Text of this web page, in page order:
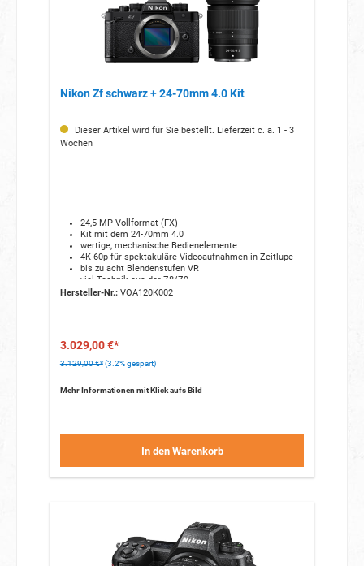
Nikon Zf schwarz + 24-70mm 4.0 Kit
Dieser Artikel wird für Sie bestellt. Lieferzeit c. a. 1 - 3
Wochen
24,5 MP Vollformat (FX)
Kit mit dem 24-70mm 4.0
wertige, mechanische Bedienelemente
4K 60p für spektakuläre Videoaufnahmen in Zeitlupe
bis zu acht Blendenstufen VR
viel Technik aus der Z8/Z9
Hersteller-Nr.:VOA120K002
3.029,00 €*
3.129,00 €* (3.2% gespart)
Mehr Informationen mit Klick aufs Bild
In den Warenkorb